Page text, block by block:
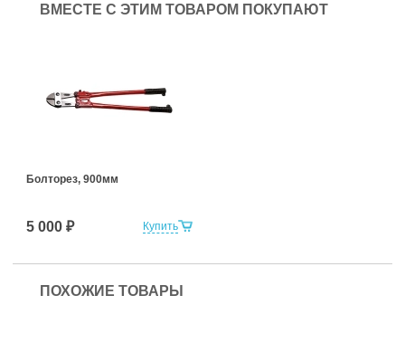
ВМЕСТЕ С ЭТИМ ТОВАРОМ ПОКУПАЮТ
Купить
Болторез, 900мм
5 000 ₽
ПОХОЖИЕ ТОВАРЫ